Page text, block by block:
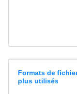
Formats de
plus utilisés